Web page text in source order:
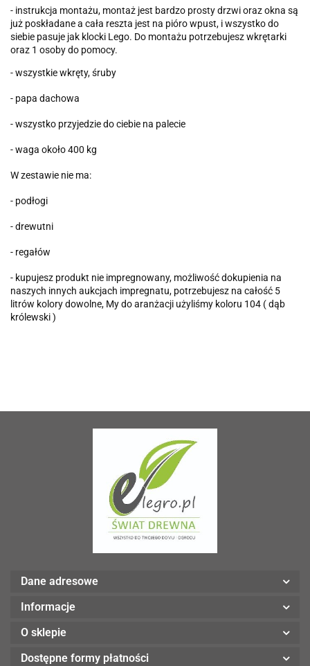
- instrukcja montażu, montaż jest bardzo prosty drzwi oraz okna są
już poskładane a cała reszta jest na pióro wpust, i wszystko do
siebie pasuje jak klocki Lego. Do montażu potrzebujesz wkrętarki
oraz 1 osoby do pomocy.
- wszystkie wkręty, śruby
- papa dachowa
- wszystko przyjedzie do ciebie na palecie
- waga około 400 kg
W zestawie nie ma:
- podłogi
- drewutni
- regałów
- kupujesz produkt nie impregnowany, możliwość dokupienia na
naszych innych aukcjach impregnatu, potrzebujesz na całość 5
litrów kolory dowolne, My do aranżacji użyliśmy koloru 104 ( dąb
królewski )
Dane adresowe
Informacje
O sklepie
Dostępne formy płatności